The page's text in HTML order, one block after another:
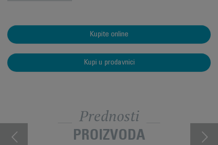
Kupite online
Kupi u prodavnici
Prednosti
PROIZVODA